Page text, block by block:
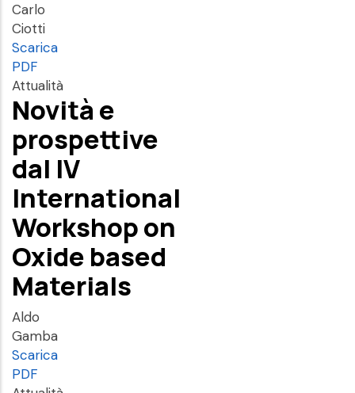
Carlo
Ciotti
Scarica
PDF
Attualità
Novità e
prospettive
dal IV
International
Workshop on
Oxide based
Materials
Aldo
Gamba
Scarica
PDF